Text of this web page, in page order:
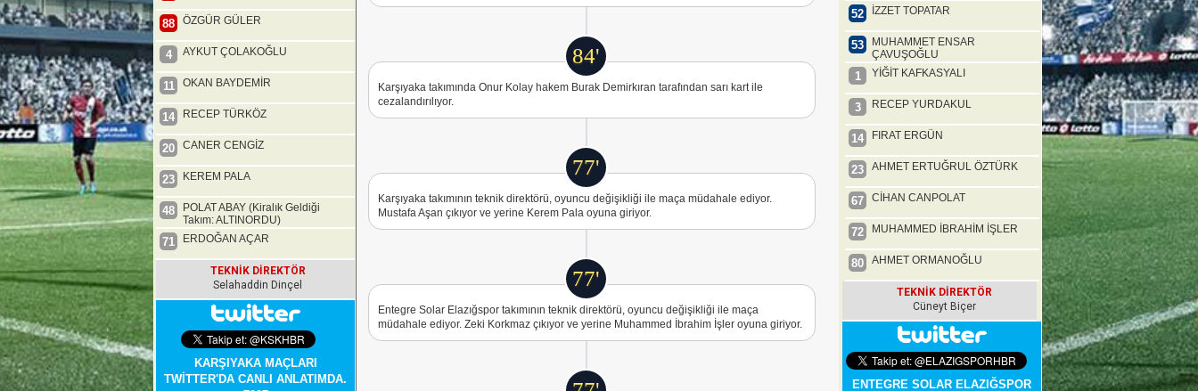
88 ÖZGÜR GÜLER
4 AYKUT ÇOLAKOĞLU
11 OKAN BAYDEMİR
14 RECEP TÜRKÖZ
20 CANER CENGİZ
23 KEREM PALA
48
POLAT ABAY (Kiralık Geldiği
Takım: ALTINORDU)
71 ERDOĞAN AÇAR
TEKNİK DİREKTÖR
Selahaddin Dinçel
KARŞIYAKA MAÇLARI
TWİTTER'DA CANLI ANLATIMDA.
84'
Karşıyaka takımında Onur Kolay hakem Burak Demirkıran tarafından sarı kart ile
cezalandırılıyor.
77'
Karşıyaka takımının teknik direktörü, oyuncu değişikliği ile maça müdahale ediyor.
Mustafa Aşan çıkıyor ve yerine Kerem Pala oyuna giriyor.
77'
Entegre Solar Elazığspor takımının teknik direktörü, oyuncu değişikliği ile maça
müdahale ediyor. Zeki Korkmaz çıkıyor ve yerine Muhammed İbrahim İşler oyuna giriyor.
52 İZZET TOPATAR
53
MUHAMMET ENSAR
ÇAVUŞOĞLU
1 YİĞİT KAFKASYALI
3 RECEP YURDAKUL
14 FIRAT ERGÜN
23 AHMET ERTUĞRUL ÖZTÜRK
67 CİHAN CANPOLAT
72 MUHAMMED İBRAHİM İŞLER
80 AHMET ORMANOĞLU
TEKNİK DİREKTÖR
Cüneyt Biçer
ENTEGRE SOLAR ELAZIĞSPOR